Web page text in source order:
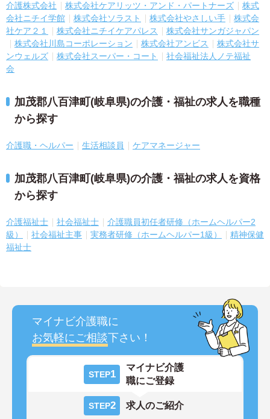
介護株式会社
株式会社ケアリッツ・アンド・パートナーズ
株式
会社ニチイ学館
株式会社ソラスト 株式会社やさしい手
株式会
社ケア２１
株式会社ニチイケアパレス
株式会社サンガジャパン
株式会社川島コーポレーション
株式会社アンビス
株式会社サ
ンウェルズ
株式会社スーパー・コート
社会福祉法人ノテ福祉
会
加茂郡八百津町(岐阜県)の介護・福祉の求人を職種
から探す
介護職・ヘルパー 生活相談員 ケアマネージャー
加茂郡八百津町(岐阜県)の介護・福祉の求人を資格
から探す
介護福祉士 社会福祉士
介護職員初任者研修（ホームヘルパー2
級）
社会福祉主事 実務者研修（ホームヘルパー1級）
精神保健
福祉士
マイナビ介護職に
お気軽にご相談下さい！
STEP1
マイナビ介護
職にご登録
STEP2 求人のご紹介